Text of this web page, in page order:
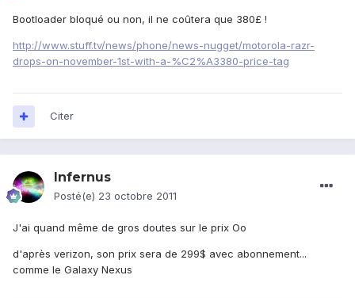
Bootloader bloqué ou non, il ne coûtera que 380£ !
http://www.stuff.tv/news/phone/news-nugget/motorola-razr-
drops-on-november-1st-with-a-%C2%A3380-price-tag
Citer
Infernus
Posté(e) 23 octobre 2011
J'ai quand même de gros doutes sur le prix Oo
d'après verizon, son prix sera de 299$ avec abonnement...
comme le Galaxy Nexus